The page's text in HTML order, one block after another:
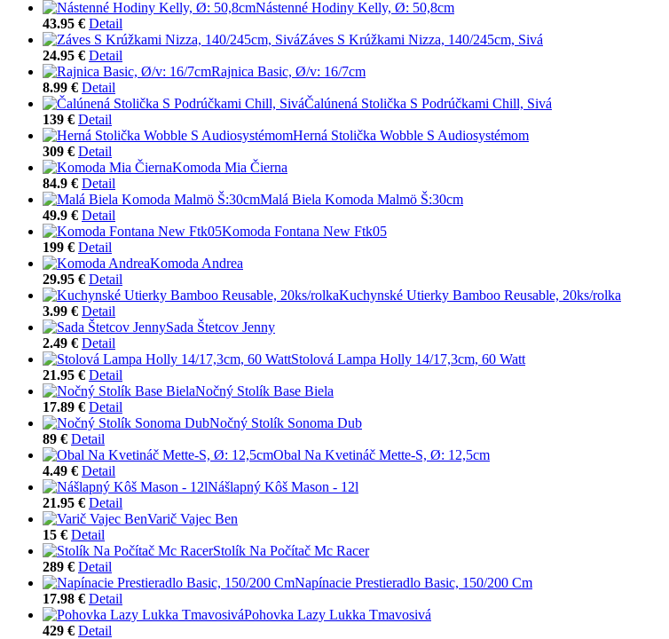
Nástenné Hodiny Kelly, Ø: 50,8cm
43.95 € Detail
Záves S Krúžkami Nizza, 140/245cm, Sivá
24.95 € Detail
Rajnica Basic, Ø/v: 16/7cm
8.99 € Detail
Čalúnená Stolička S Podrúčkami Chill, Sivá
139 € Detail
Herná Stolička Wobble S Audiosystémom
309 € Detail
Komoda Mia Čierna
84.9 € Detail
Malá Biela Komoda Malmö Š:30cm
49.9 € Detail
Komoda Fontana New Ftk05
199 € Detail
Komoda Andrea
29.95 € Detail
Kuchynské Utierky Bamboo Reusable, 20ks/rolka
3.99 € Detail
Sada Štetcov Jenny
2.49 € Detail
Stolová Lampa Holly 14/17,3cm, 60 Watt
21.95 € Detail
Nočný Stolík Base Biela
17.89 € Detail
Nočný Stolík Sonoma Dub
89 € Detail
Obal Na Kvetináč Mette-S, Ø: 12,5cm
4.49 € Detail
Nášlapný Kôš Mason - 12l
21.95 € Detail
Varič Vajec Ben
15 € Detail
Stolík Na Počítač Mc Racer
289 € Detail
Napínacie Prestieradlo Basic, 150/200 Cm
17.98 € Detail
Pohovka Lazy Lukka Tmavosivá
429 € Detail